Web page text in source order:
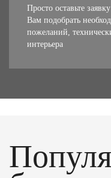
Просто оставьте
Вам подобрать
пожеланий,
интерьера